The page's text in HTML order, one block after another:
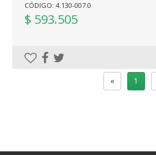
CÓDIGO: 4.130-007.0
$ 593.505
« 1